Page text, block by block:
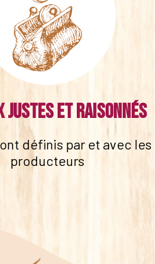
justes et raisonnés
définis par et avec les
producteurs